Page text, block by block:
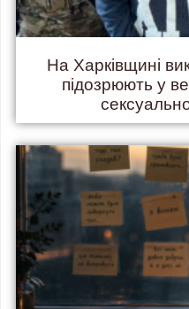
На Харківщині
підозрюють у